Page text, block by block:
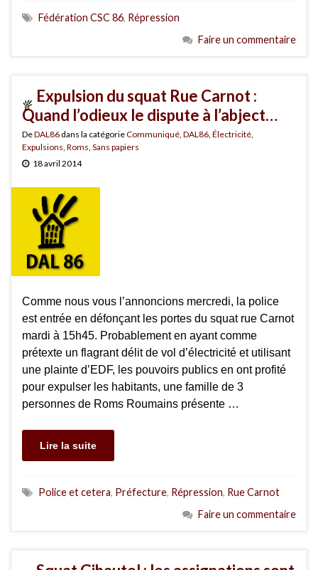
Fédération CSC 86, Répression
Faire un commentaire
Expulsion du squat Rue Carnot :
Quand l’odieux le dispute à l’abject…
DeDAL86 dans la catégorieCommuniqué DAL86 Électricité
Expulsions Roms Sans papiers
18 avril 2014
Comme nous vous l’annoncions mercredi, la police
est entrée en défonçant les portes du squat rue Carnot
mardi à 15h45. Probablement en ayant comme
prétexte un flagrant délit de vol d’électricité et utilisant
une plainte d’EDF, les pouvoirs publics en ont profité
pour expulser les habitants, une famille de 3
personnes de Roms Roumains présente …
Lire la suite
Police et cetera, Préfecture, Répression, Rue Carnot
Faire un commentaire